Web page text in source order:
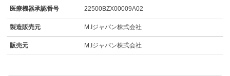
医療機器承認番号 22500BZX00009A02
製造販売元 M.Iジャパン株式会社
販売元 M.Iジャパン株式会社